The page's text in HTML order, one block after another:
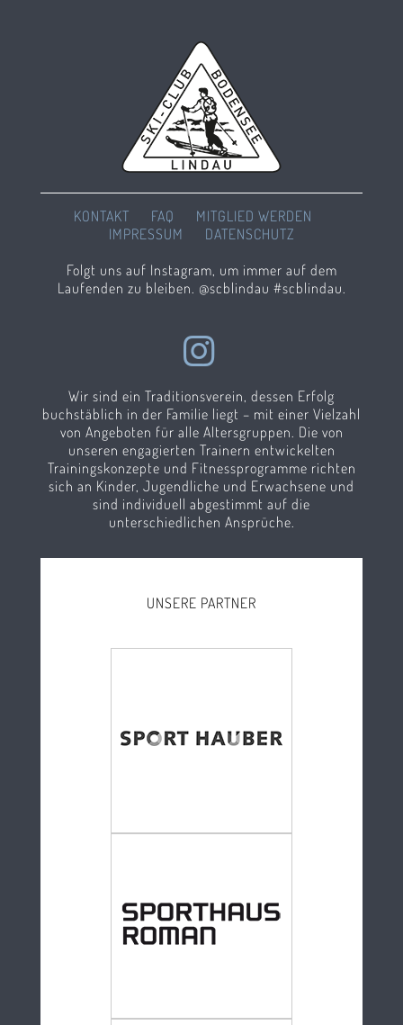
KONTAKT FAQ
MITGLIED WERDEN
IMPRESSUM
DATENSCHUTZ
Folgt uns auf Instagram, um immer auf dem
Laufenden zu bleiben. @scblindau #scblindau.
Wir sind ein Traditionsverein, dessen Erfolg
buchstäblich in der Familie liegt – mit einer Vielzahl
von Angeboten für alle Altersgruppen. Die von
unseren engagierten Trainern entwickelten
Trainingskonzepte und Fitnessprogramme richten
sich an Kinder, Jugendliche und Erwachsene und
sind individuell abgestimmt auf die
unterschiedlichen Ansprüche.
UNSERE PARTNER